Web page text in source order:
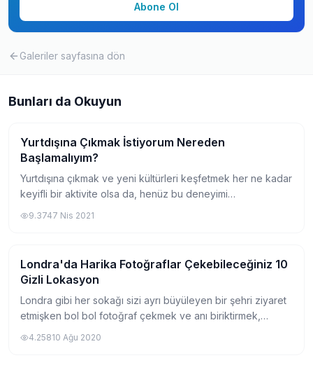
Abone Ol
Galeriler sayfasına dön
Bunları da Okuyun
Gezi
Yurtdışına Çıkmak İstiyorum Nereden
Başlamalıyım?
Yurtdışına çıkmak ve yeni kültürleri keşfetmek her ne kadar
keyifli bir aktivite olsa da, henüz bu deneyimi
9.3747 Nis 2021
Gezi
Londra'da Harika Fotoğraflar Çekebileceğiniz 10
Gizli Lokasyon
Londra gibi her sokağı sizi ayrı büyüleyen bir şehri ziyaret
etmişken bol bol fotoğraf çekmek ve anı biriktirmek,
benim gibi fotoğrafçılıkla da...
4.25810 Ağu 2020